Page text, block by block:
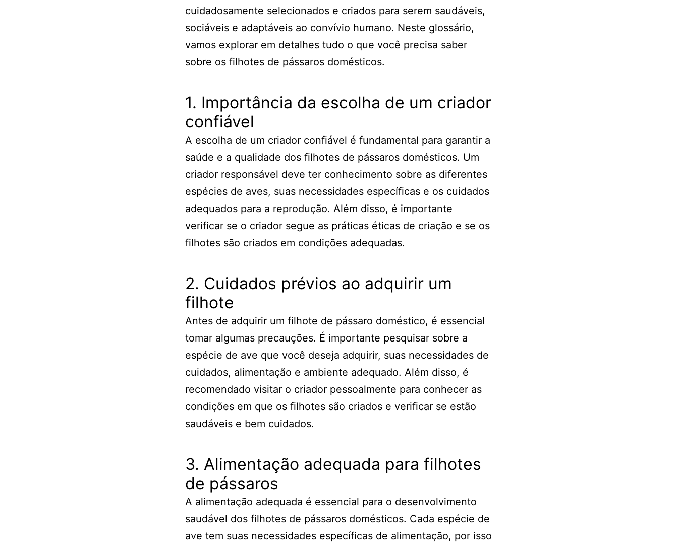
cuidadosamente selecionados e criados para serem saudáveis,
sociáveis e adaptáveis ao convívio humano. Neste glossário,
vamos explorar em detalhes tudo o que você precisa saber
sobre os filhotes de pássaros domésticos.
1. Importância da escolha de um criador
confiável
A escolha de um criador confiável é fundamental para garantir a
saúde e a qualidade dos filhotes de pássaros domésticos. Um
criador responsável deve ter conhecimento sobre as diferentes
espécies de aves, suas necessidades específicas e os cuidados
adequados para a reprodução. Além disso, é importante
verificar se o criador segue as práticas éticas de criação e se os
filhotes são criados em condições adequadas.
2. Cuidados prévios ao adquirir um
filhote
Antes de adquirir um filhote de pássaro doméstico, é essencial
tomar algumas precauções. É importante pesquisar sobre a
espécie de ave que você deseja adquirir, suas necessidades de
cuidados, alimentação e ambiente adequado. Além disso, é
recomendado visitar o criador pessoalmente para conhecer as
condições em que os filhotes são criados e verificar se estão
saudáveis e bem cuidados.
3. Alimentação adequada para filhotes
de pássaros
A alimentação adequada é essencial para o desenvolvimento
saudável dos filhotes de pássaros domésticos. Cada espécie de
ave tem suas necessidades específicas de alimentação, por isso